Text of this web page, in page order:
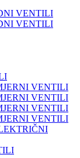
VENTILI
VENTILI
VENTILI
VENTILI
VENTILI
VENTILI